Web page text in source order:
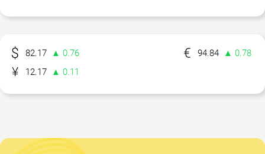
82.17 ▲ 0.76 94.84
▲ 0.78
12.17
▲ 0.11